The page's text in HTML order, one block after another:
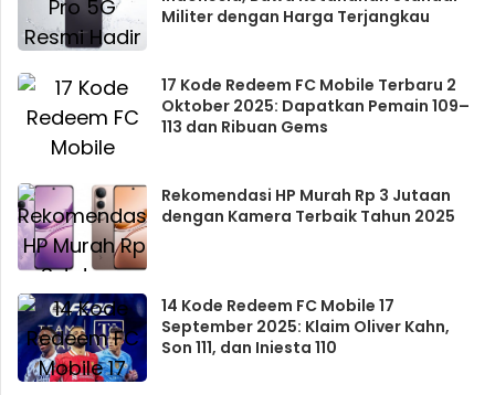
Militer dengan Harga Terjangkau
17 Kode Redeem FC Mobile Terbaru 2
Oktober 2025: Dapatkan Pemain 109–
113 dan Ribuan Gems
Rekomendasi HP Murah Rp 3 Jutaan
dengan Kamera Terbaik Tahun 2025
14 Kode Redeem FC Mobile 17
September 2025: Klaim Oliver Kahn,
Son 111, dan Iniesta 110